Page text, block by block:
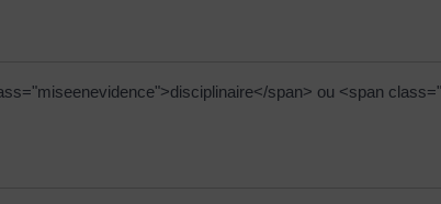
span> ou <span